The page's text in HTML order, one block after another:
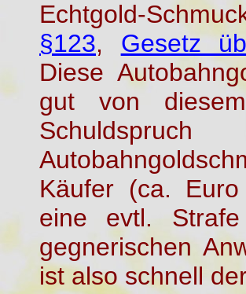
Echtgold-
§123, Gesetz
Diese
gut von
Käufer (ca.
eine evtl.
gegnerischen
ist also schnell